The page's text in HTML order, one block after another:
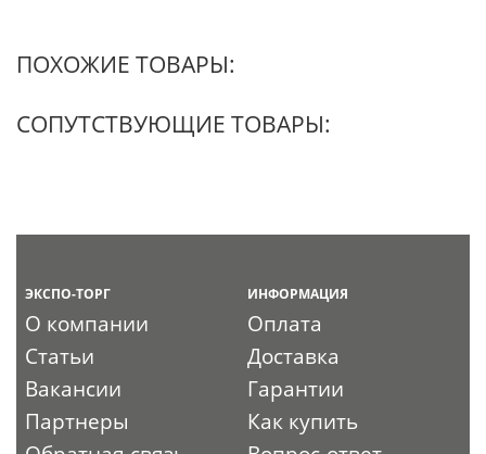
ПОХОЖИЕ ТОВАРЫ:
СОПУТСТВУЮЩИЕ ТОВАРЫ:
ЭКСПО-ТОРГ
О компании
Статьи
Вакансии
Партнеры
ИНФОРМАЦИЯ
Оплата
Доставка
Гарантии
Как купить